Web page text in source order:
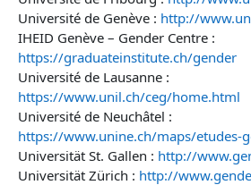
Université de Genève : http://
IHEID Genève – Gender Centre :
https://graduateinstitute.ch/gender
Université de Lausanne :
https://www.unil.ch/ceg/home.html
Université de Neuchâtel :
https://www.unine.ch/maps/etudes-
Universität St. Gallen : http://
Universität Zürich : http://